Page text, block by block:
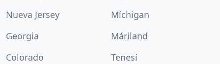
Nueva Jersey
Míchigan
Georgia
Máriland
Colorado
Tenesí